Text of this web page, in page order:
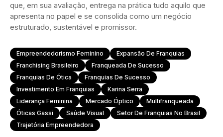
que, em sua avaliação, entrega na prática tudo aquilo que
apresenta no papel e se consolida como um negócio
estruturado, sustentável e promissor.
Empreendedorismo Feminino
Expansão De Franquias
Franchising Brasileiro
Franqueada De Sucesso
Franquias De Ótica
Franquias De Sucesso
Investimento Em Franquias
Karina Serra
Liderança Feminina
Mercado Óptico
Multifranqueada
Óticas Gassi
Saúde Visual
Setor De Franquias No Brasil
Trajetória Empreendedora